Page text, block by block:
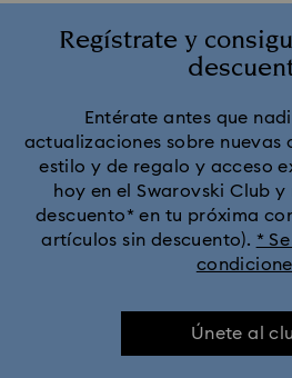
Regístrate y
Entérate antes que
actualizaciones sobre nuevas
estilo y de regalo y acceso
hoy en el Swarovski Club y
descuento* en tu próxima
artículos sin descuento). *
Únete al